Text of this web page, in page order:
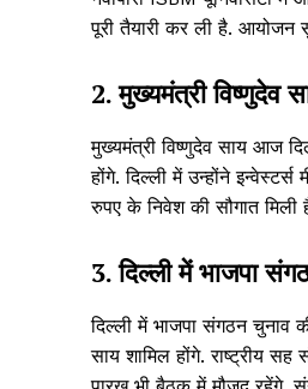
पूरी तैयारी कर ली है. आयोजन
2. मुख्यमंत्री विष्णुदेव
मुख्यमंत्री विष्णुदेव साय आज
होंगे. दिल्ली में उन्होंने
रुपए के निवेश की सौगात मिली
3. दिल्ली में भाजपा
दिल्ली में भाजपा संगठन चुनाव
साय शामिल होंगे. राष्ट्रीय